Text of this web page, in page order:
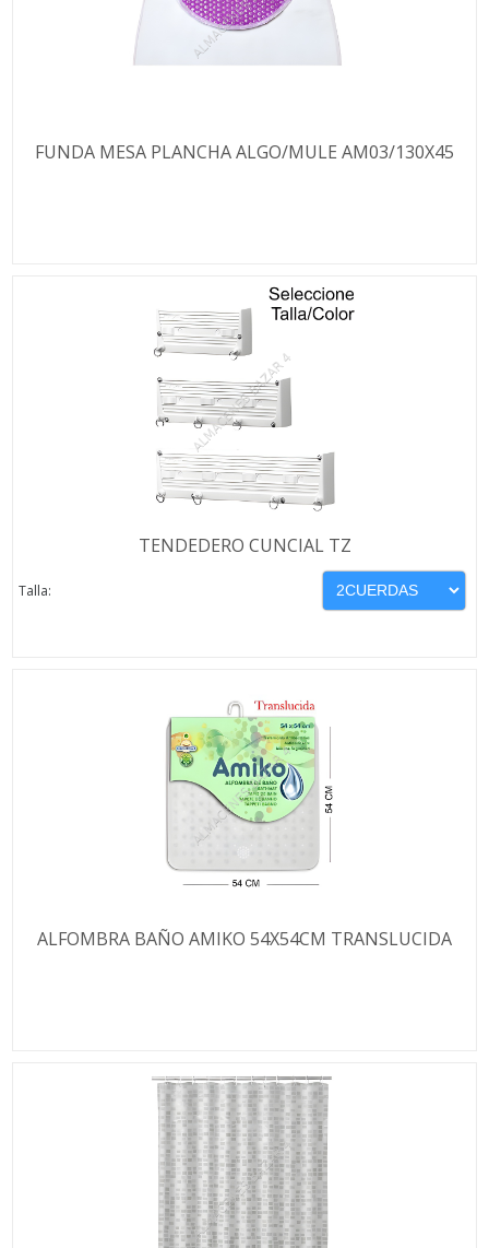
FUNDA MESA PLANCHA ALGO/MULE AM03/130X45
TENDEDERO CUNCIAL TZ
Talla:
ALFOMBRA BAÑO AMIKO 54X54CM TRANSLUCIDA